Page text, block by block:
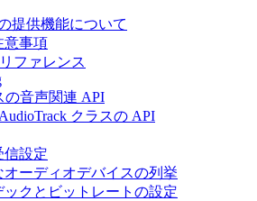
提供機能について
意事項
ファレンス
の音声関連 API
クラスの API
信設定
オーディオデバイスの列挙
ックとビットレートの設定